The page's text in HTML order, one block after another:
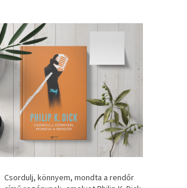
Csordulj, könnyem, mondta a rendőr